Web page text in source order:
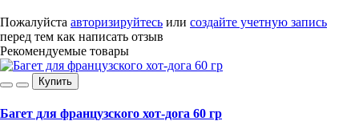
Пожалуйста авторизируйтесь или создайте учетную запись
перед тем как написать отзыв
Рекомендуемые товары
Купить
Багет для французского хот-дога 60 гр